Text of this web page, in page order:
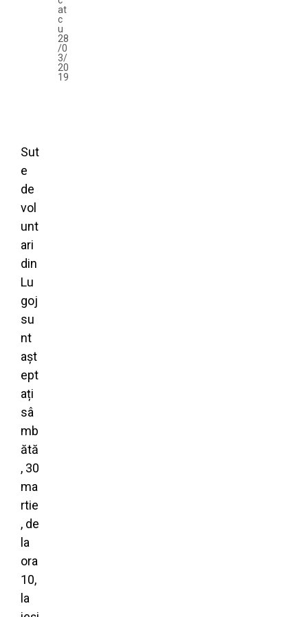
at
c
u
28
/0
3/
20
19
Sut
e
de
vol
unt
ari
din
Lu
goj
su
nt
așt
ept
ați
sâ
mb
ătă
, 30
ma
rtie
, de
la
ora
10,
la